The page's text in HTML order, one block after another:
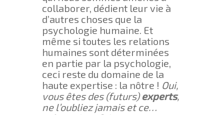
collaborer, dédient leur vie à
d’autres choses que la
psychologie humaine. Et
même si toutes les relations
humaines sont déterminées
en partie par la psychologie,
ceci reste du domaine de la
haute expertise : la nôtre ! Oui,
vous êtes des (futurs)experts,
ne l’oubliez jamais et ce…